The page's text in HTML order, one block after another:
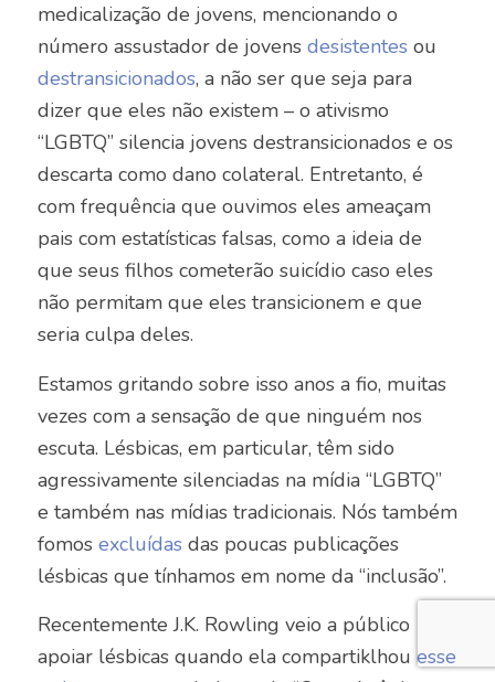
medicalização de jovens, mencionando o
número assustador de jovens desistentesou
destransicionados, a não ser que seja para
dizer que eles não existem – o ativismo
“LGBTQ” silencia jovens destransicionados e os
descarta como dano colateral. Entretanto, é
com frequência que ouvimos eles ameaçam
pais com estatísticas falsas, como a ideia de
que seus filhos cometerão suicídio caso eles
não permitam que eles transicionem e que
seria culpa deles.
Estamos gritando sobre isso anos a fio, muitas
vezes com a sensação de que ninguém nos
escuta. Lésbicas, em particular, têm sido
agressivamente silenciadas na mídia “LGBTQ”
e também nas mídias tradicionais. Nós também
fomos excluídasdas poucas publicações
lésbicas que tínhamos em nome da “inclusão”.
Recentemente J.K. Rowling veio a público
apoiar lésbicas quando ela compartiklhou esse